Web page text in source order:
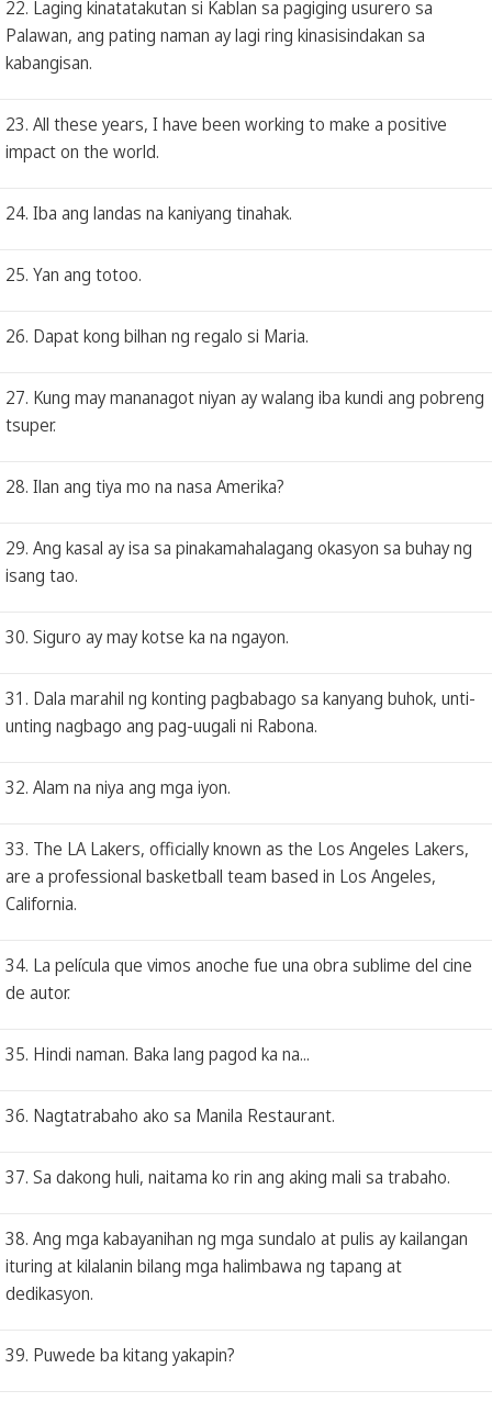
22. Laging kinatatakutan si Kablan sa pagiging usurero sa
Palawan, ang pating naman ay lagi ring kinasisindakan sa
kabangisan.
23. All these years, I have been working to make a positive
impact on the world.
24. Iba ang landas na kaniyang tinahak.
25. Yan ang totoo.
26. Dapat kong bilhan ng regalo si Maria.
27. Kung may mananagot niyan ay walang iba kundi ang pobreng
tsuper.
28. Ilan ang tiya mo na nasa Amerika?
29. Ang kasal ay isa sa pinakamahalagang okasyon sa buhay ng
isang tao.
30. Siguro ay may kotse ka na ngayon.
31. Dala marahil ng konting pagbabago sa kanyang buhok, unti-
unting nagbago ang pag-uugali ni Rabona.
32. Alam na niya ang mga iyon.
33. The LA Lakers, officially known as the Los Angeles Lakers,
are a professional basketball team based in Los Angeles,
California.
34. La película que vimos anoche fue una obra sublime del cine
de autor.
35. Hindi naman. Baka lang pagod ka na...
36. Nagtatrabaho ako sa Manila Restaurant.
37. Sa dakong huli, naitama ko rin ang aking mali sa trabaho.
38. Ang mga kabayanihan ng mga sundalo at pulis ay kailangan
ituring at kilalanin bilang mga halimbawa ng tapang at
dedikasyon.
39. Puwede ba kitang yakapin?